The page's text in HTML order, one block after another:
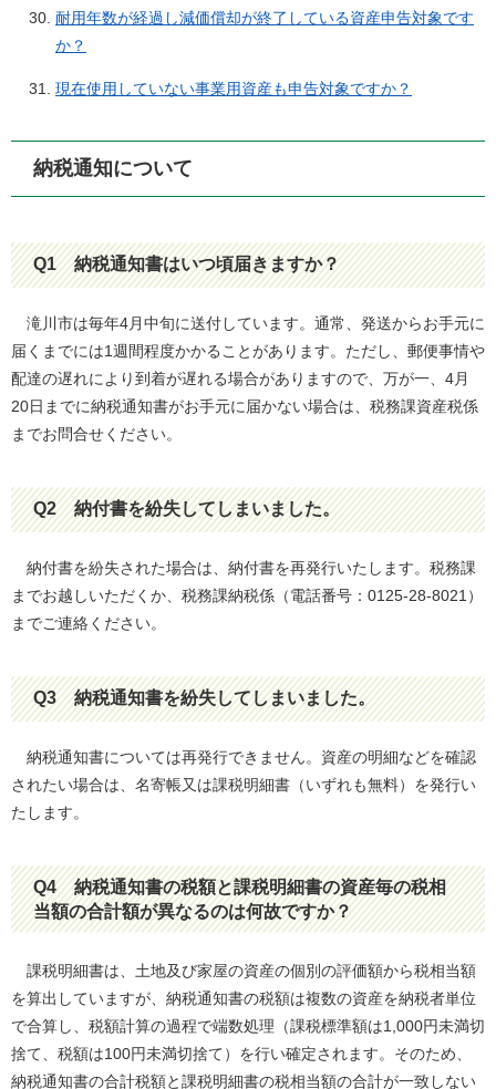
耐用年数が経過し減価償却が終了している資産申告対象です
か？
現在使用していない事業用資産も申告対象ですか？
納税通知について
Q1納税通知書はいつ頃届きますか？
滝川市は毎年4月中旬に送付しています。通常、発送からお手元に
届くまでには1週間程度かかることがあります。ただし、郵便事情や
配達の遅れにより到着が遅れる場合がありますので、万が一、4月
20日までに納税通知書がお手元に届かない場合は、税務課資産税係
までお問合せください。
Q2納付書を紛失してしまいました。
納付書を紛失された場合は、納付書を再発行いたします。税務課
までお越しいただくか、税務課納税係（電話番号：0125-28-8021）
までご連絡ください。
Q3納税通知書を紛失してしまいました。
納税通知書については再発行できません。資産の明細などを確認
されたい場合は、名寄帳又は課税明細書（いずれも無料）を発行い
たします。
Q4納税通知書の税額と課税明細書の資産毎の税相
当額の合計額が異なるのは何故ですか？
課税明細書は、土地及び家屋の資産の個別の評価額から税相当額
を算出していますが、納税通知書の税額は複数の資産を納税者単位
で合算し、税額計算の過程で端数処理（課税標準額は1,000円未満切
捨て、税額は100円未満切捨て）を行い確定されます。そのため、
納税通知書の合計税額と課税明細書の税相当額の合計が一致しない